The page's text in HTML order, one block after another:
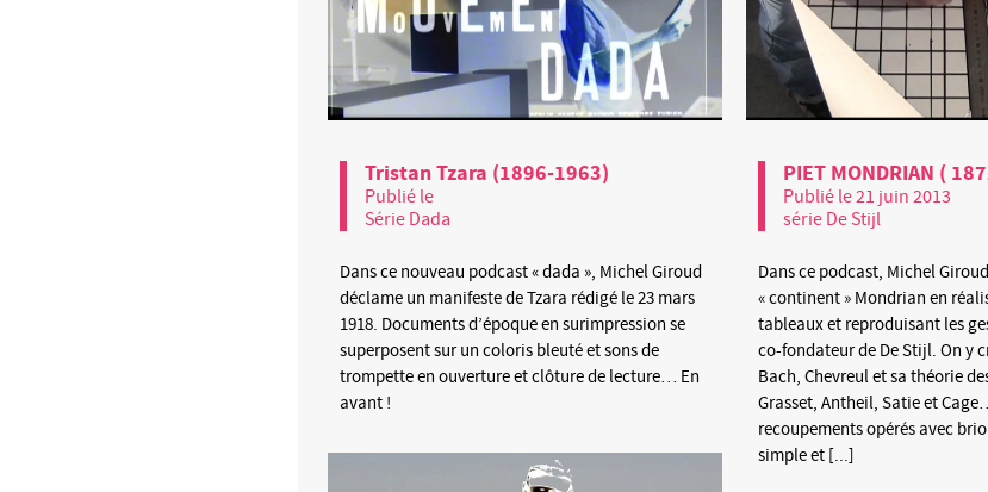
Tristan Tzara (1896-1963)
Publié le
Série Dada
Dans ce nouveau podcast « dada », Michel Giroud
déclame un manifeste de Tzara rédigé le 23 mars
1918. Documents d’époque en surimpression se
superposent sur un coloris bleuté et sons de
trompette en ouverture et clôture de lecture… En
avant !
PIET MONDRIAN (
Publié le 21 juin 2013
série De Stijl
Dans ce podcast, Michel
« continent » Mondrian en
tableaux et reproduisant les
co-fondateur de De Stijl. On y
Bach, Chevreul et sa théorie
Grasset, Antheil, Satie et
recoupements opérés avec
simple et [...]